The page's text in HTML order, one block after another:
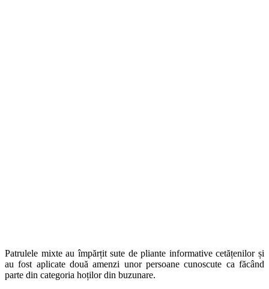
Patrulele mixte au împărțit sute de pliante informative cetățenilor și
au fost aplicate două amenzi unor persoane cunoscute ca făcând
parte din categoria hoților din buzunare.